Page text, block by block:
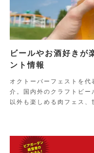
ビールやお酒好きが
ント情報
オクトーバーフェストを
介。国内外のクラフトビー
以外も楽しめる肉フェス